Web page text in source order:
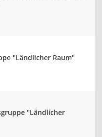
"Ländlicher Raum"
"Ländlicher